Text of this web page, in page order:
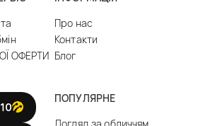
ОФЕРТИ
Про нас
Контакти
Блог
ПОПУЛЯРНЕ